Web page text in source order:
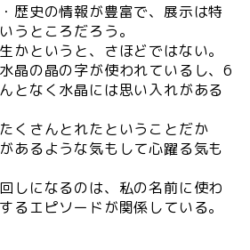
歴史の情報が豊富で、展示は特
うところだろう。
かというと、さほどではない。
晶の晶の字が使われているし、6
となく水晶には思い入れがある
くさんとれたということだか
あるような気もして心躍る気も
しになるのは、私の名前に使わ
るエピソードが関係している。